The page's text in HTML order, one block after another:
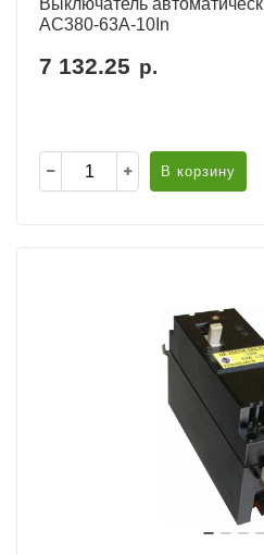
Выключатель
AC380-63А-10In
7 132.25 р.
В корзину